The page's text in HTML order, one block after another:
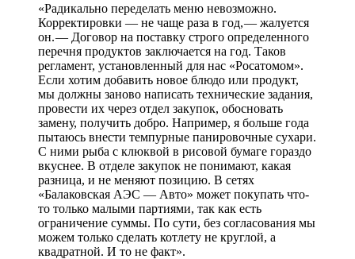
«Радикально переделать меню невозможно.
Корректировки — ​не чаще раза в год, — ​жалуется
он. — ​Договор на поставку строго определенного
перечня продуктов заключается на год. Таков
регламент, установленный для нас «Росатомом».
Если хотим добавить новое блюдо или продукт,
мы должны заново написать технические задания,
провести их через отдел закупок, обосновать
замену, получить добро. Например, я больше года
пытаюсь внести темпурные панировочные сухари.
С ними рыба с клюквой в рисовой бумаге гораздо
вкуснее. В отделе закупок не понимают, какая
разница, и не меняют позицию. В сетях
«Балаковская АЭС — ​Авто» может покупать что-
то только малыми партиями, так как есть
ограничение суммы. По сути, без согласования мы
можем только сделать котлету не круглой, а
квадратной. И то не факт».